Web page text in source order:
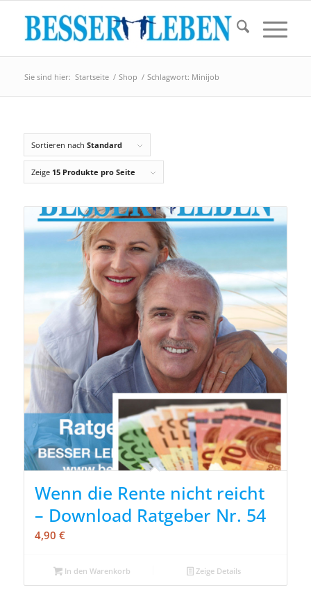
Sie sind hier: Startseite / Shop / Schlagwort: Minijob
Sortieren nach Standard
Zeige 15 Produkte pro Seite
Wenn die Rente nicht reicht
– Download Ratgeber Nr. 54
4,90 €
In den Warenkorb Zeige Details